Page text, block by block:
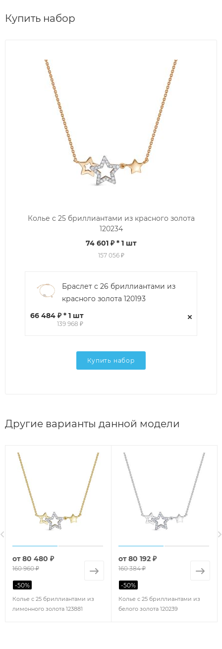
Купить набор
Колье с 25 бриллиантами из красного золота
120234
74 601 ₽ * 1 шт
157 056 ₽
Браслет с 26 бриллиантами из
красного золота 120193
66 484 ₽ * 1 шт
139 968 ₽
Купить набор
Другие варианты данной модели
Колье с 25 бриллиантами из
лимонного золота 123881
от80 480 ₽
160 960 ₽
-50%
Колье с 25 бриллиантами из
белого золота 120239
от80 192 ₽
160 384 ₽
-50%